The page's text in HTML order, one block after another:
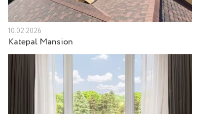
10.02.2026
Katepal Mansion